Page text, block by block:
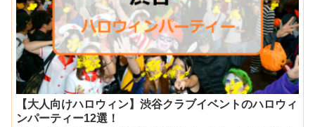
【大人向けハロウィン】渋谷クラブイベントのハロウィ
ンパーティー12選！